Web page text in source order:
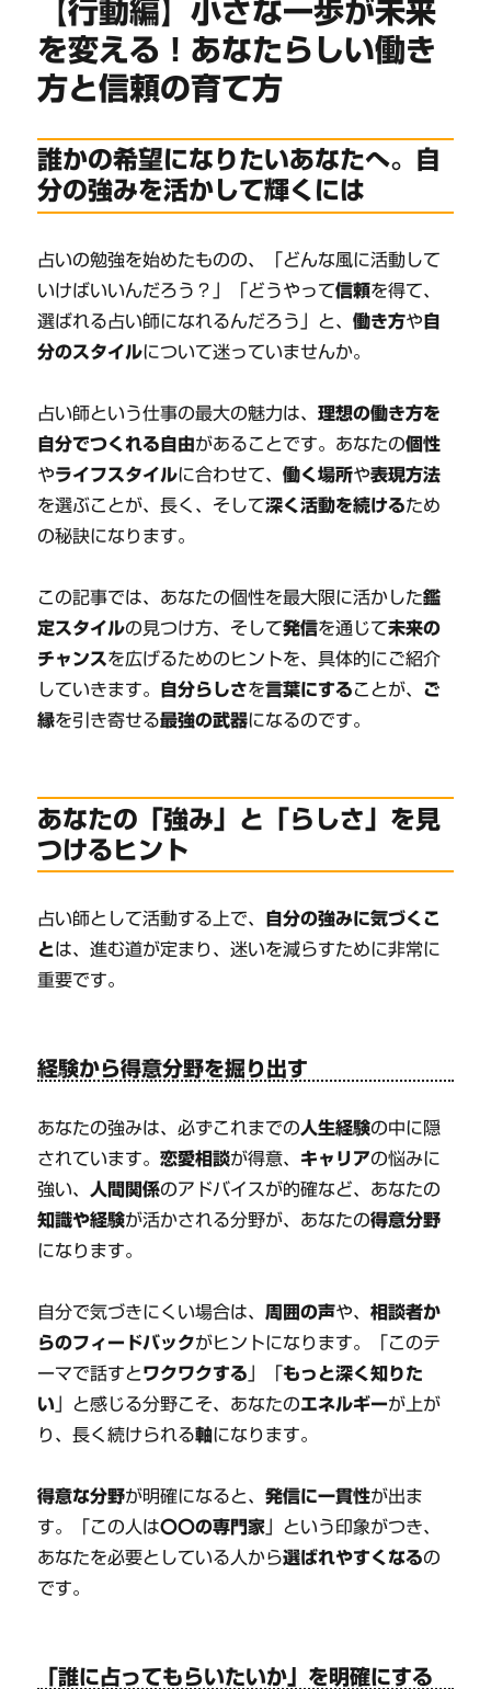
【行動編】小さな一歩が未来
を変える！あなたらしい働き
方と信頼の育て方
誰かの希望になりたいあなたへ。自
分の強みを活かして輝くには
占いの勉強を始めたものの、「どんな風に活動して
いけばいいんだろう？」「どうやって信頼を得て、
選ばれる占い師になれるんだろう」と、働き方や 自
分のスタイルについて迷っていませんか。
占い師という仕事の最大の魅力は、理想の働き方を
自分でつくれる自由があることです。あなたの個性
やライフスタイルに合わせて、働く場所や表現方法
を選ぶことが、長く、そして深く活動を続けるため
の秘訣になります。
この記事では、あなたの個性を最大限に活かした鑑
定スタイルの見つけ方、そして発信を通じて未来の
チャンスを広げるためのヒントを、具体的にご紹介
していきます。
自分らしさを言葉にすることが、 ご
縁を引き寄せる最強の武器になるのです。
あなたの「強み」と「らしさ」を見
つけるヒント
占い師として活動する上で、
自分の強みに気づくこ
とは、進む道が定まり、迷いを減らすために非常に
重要です。
経験から得意分野を掘り出す
あなたの強みは、必ずこれまでの人生経験の中に隠
されています。恋愛相談が得意、 キャリアの悩みに
強い、 人間関係のアドバイスが的確など、あなたの
知識や経験が活かされる分野が、あなたの得意分野
になります。
自分で気づきにくい場合は、周囲の声や、相談者か
らのフィードバックがヒントになります。「このテ
ーマで話すとワクワクする
もっと深く知りた
い 」と感じる分野こそ、あなたのエネルギーが上が
り、長く続けられる軸になります。
得意な分野が明確になると、発信に一貫性が出ま
す。「この人は〇〇の専門家 」という印象がつき、
あなたを必要としている人から選ばれやすくなるの
です。
「誰に占ってもらいたいか」を明確にする